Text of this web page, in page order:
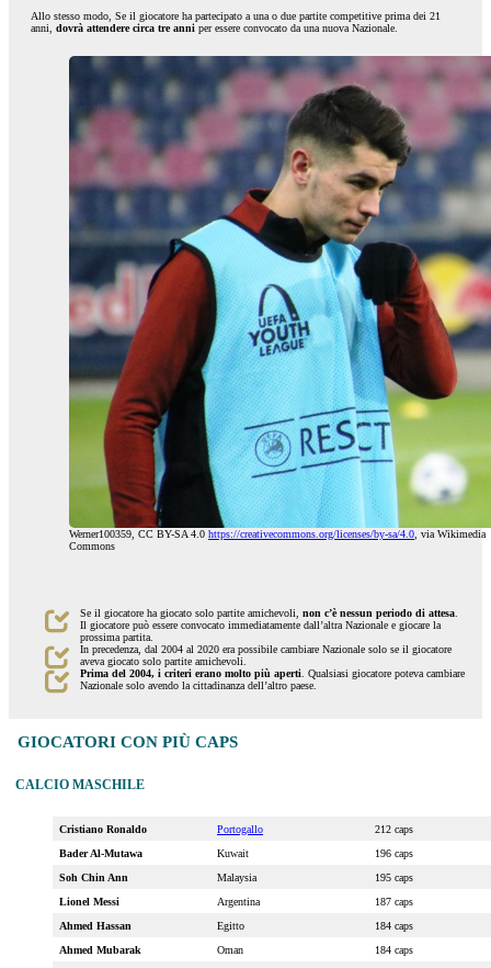
Allo stesso modo, Se il giocatore ha partecipato a una o due partite competitive prima dei 21
anni, dovrà attendere circa tre anni per essere convocato da una nuova Nazionale.
Werner100359, CC BY-SA 4.0 https://creativecommons.org/licenses/by-sa/4.0, via Wikimedia
Commons
Se il giocatore ha giocato solo partite amichevoli, non c’è nessun periodo di attesa.
Il giocatore può essere convocato immediatamente dall’altra Nazionale e giocare la
prossima partita.
In precedenza, dal 2004 al 2020 era possibile cambiare Nazionale solo se il giocatore
aveva giocato solo partite amichevoli.
Prima del 2004, i criteri erano molto più aperti. Qualsiasi giocatore poteva cambiare
Nazionale solo avendo la cittadinanza dell’altro paese.
GIOCATORI CON PIÙ CAPS
CALCIO MASCHILE
Cristiano Ronaldo Portogallo
212 caps
Bader Al-Mutawa
Kuwait
196 caps
Soh Chin Ann
Malaysia
195 caps
Lionel Messi
Argentina
187 caps
Ahmed Hassan
Egitto
184 caps
Ahmed Mubarak
Oman
184 caps